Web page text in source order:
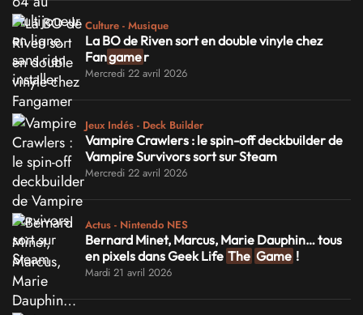
Culture - Musique
La BO de Riven sort en double vinyle chez
Fangamer
Mercredi 22 avril 2026
Jeux Indés - Deck Builder
Vampire Crawlers : le spin-off deckbuilder de
Vampire Survivors sort sur Steam
Mercredi 22 avril 2026
Actus - Nintendo NES
Bernard Minet, Marcus, Marie Dauphin… tous
en pixels dans Geek Life The Game !
Mardi 21 avril 2026